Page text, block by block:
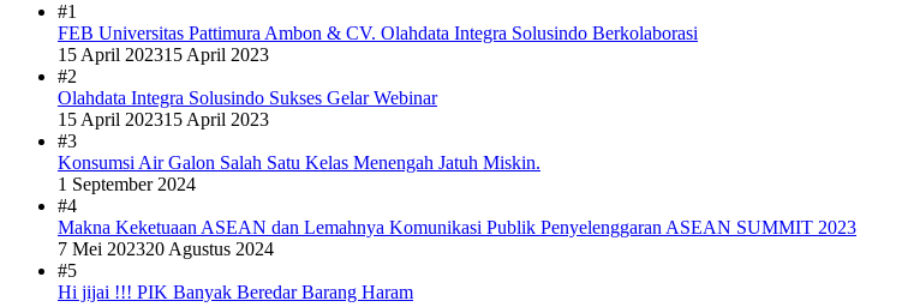
#1
FEB Universitas Pattimura Ambon & CV. Olahdata Integra Solusindo Berkolaborasi
15 April 202315 April 2023
#2
Olahdata Integra Solusindo Sukses Gelar Webinar
15 April 202315 April 2023
#3
Konsumsi Air Galon Salah Satu Kelas Menengah Jatuh Miskin.
1 September 2024
#4
Makna Keketuaan ASEAN dan Lemahnya Komunikasi Publik Penyelenggaran ASEAN SUMMIT 2023
7 Mei 202320 Agustus 2024
#5
Hi jijai !!! PIK Banyak Beredar Barang Haram